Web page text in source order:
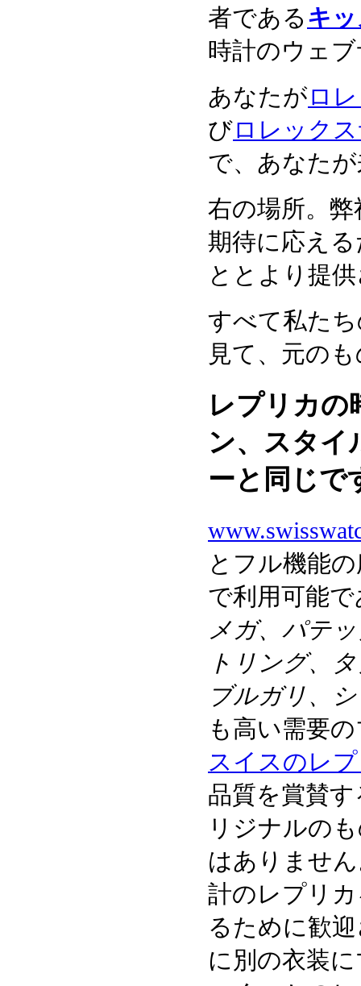
者である キ
時計のウェ
あなたがロ
びロレック
で、あなた
右の場所。
期待に応え
ととより提
すべて私た
見て、元の
レプリカの
ン、スタイ
ーと同じで
とフル機能
で利用可能
メガ、パテ
トリング、
ブルガリ、
も高い需要
スイスのレ
品質を賞賛
リジナルの
はありませ
計のレプリ
るために歓
に別の衣装